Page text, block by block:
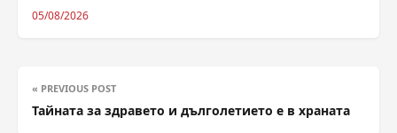
05/08/2026
« PREVIOUS POST
Тайната за здравето и дълголетието е в храната